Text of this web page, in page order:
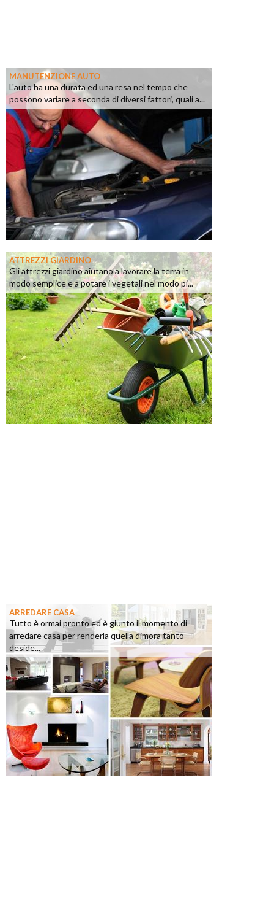
MANUTENZIONE AUTO
L'auto ha una durata ed una resa nel tempo che
possono variare a seconda di diversi fattori, quali a...
ATTREZZI GIARDINO
Gli attrezzi giardino aiutano a lavorare la terra in
modo semplice e a potare i vegetali nel modo pi...
ARREDARE CASA
Tutto è ormai pronto ed è giunto il momento di
arredare casa per renderla quella dimora tanto
deside...